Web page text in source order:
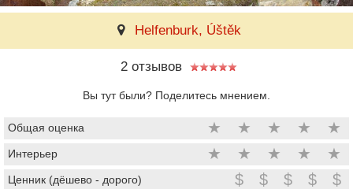
Helfenburk, Úštěk
2 отзывов
Вы тут были? Поделитесь мнением.
Общая оценка ★ ★ ★ ★ ★
Интерьер ★ ★ ★ ★ ★
Ценник (дёшево - дорого) $ $ $ $ $